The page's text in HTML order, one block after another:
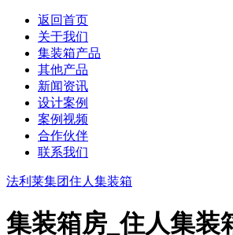
返回首页
关于我们
集装箱产品
其他产品
新闻资讯
设计案例
案例视频
合作伙伴
联系我们
法利莱集团住人集装箱
集装箱房_住人集装